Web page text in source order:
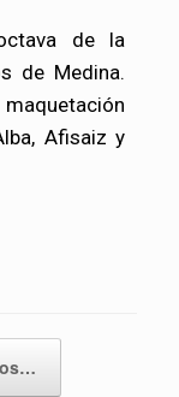
de la
de Medina.
Afisaiz y